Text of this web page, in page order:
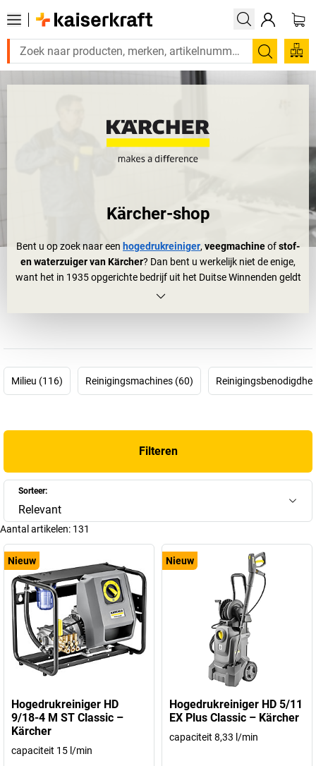
Zoeken
Kärcher-shop
Bent u op zoek naar een hogedrukreiniger, veegmachineofstof-
en waterzuiger van Kärcher? Dan bent u werkelijk niet de enige,
want het in 1935 opgerichte bedrijf uit het Duitse Winnenden geldt
als wereldmarktleider voor efficiënte en duurzame
reinigingsmachines voor bedrijven en voor thuis.
Dit bleek al snel de juiste keuze, want tegenwoordig is de
ontdek in onze webshop verschillende stof- en waterzuigers,
Milieu (116) Reinigingsmachines (60)
Filteren
Sorteer:
Relevant
Aantal artikelen: 131
Nieuw
Hogedrukreiniger HD
9/18-4 M ST Classic –
Kärcher
capaciteit 15 l/min
Nieuw
Hogedrukreiniger HD 5/11
EX Plus Classic – Kärcher
capaciteit 8,33 l/min